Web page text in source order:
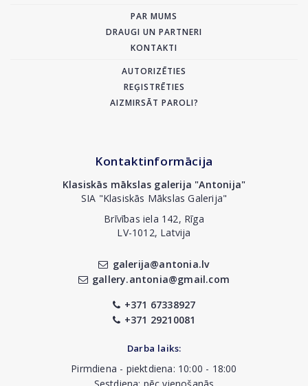
PAR MUMS
DRAUGI UN PARTNERI
KONTAKTI
AUTORIZĒTIES
REĢISTRĒTIES
AIZMIRSĀT PAROLI?
Kontaktinformācija
Klasiskās mākslas galerija "Antonija"
SIA "Klasiskās Mākslas Galerija"
Brīvības iela 142, Rīga
LV-1012, Latvija
galerija@antonia.lv
gallery.antonia@gmail.com
+371 67338927
+371 29210081
Darba laiks:
Pirmdiena - piektdiena: 10:00 - 18:00